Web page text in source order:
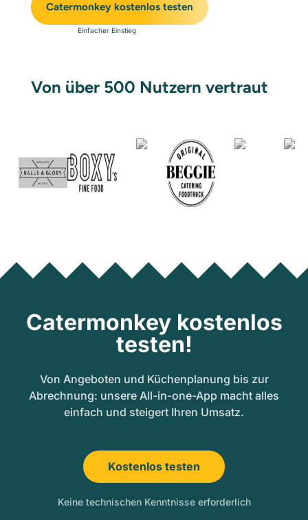
Catermonkey kostenlos testen
Einfacher Einstieg
Von über 500 Nutzern vertraut
Catermonkey kostenlos
testen!
Von Angeboten und Küchenplanung bis zur
Abrechnung: unsere All-in-one-App macht alles
einfach und steigert Ihren Umsatz.
Kostenlos testen
Keine technischen Kenntnisse erforderlich